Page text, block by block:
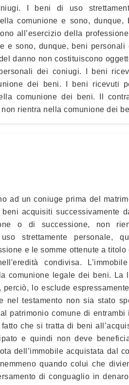
I beni di uso
comunione e sono, dunque,
all’esercizio della
e sono, dunque, beni
danno non costituiscono
dei coniugi. I beni
dei beni. I beni ricevuti
comunione dei beni. Il
rientra nella comunione dei
ad un coniuge prima del
acquisiti successivamente
o di successione, non
strettamente personale,
e le somme ottenute a
condivisa.
comunione legale dei beni. La
lo esclude
nel testamento non sia stato
patrimonio comune di
che si tratta di beni
e quindi non deve
dell’immobile acquistata dal
quando colui che
di conguaglio in